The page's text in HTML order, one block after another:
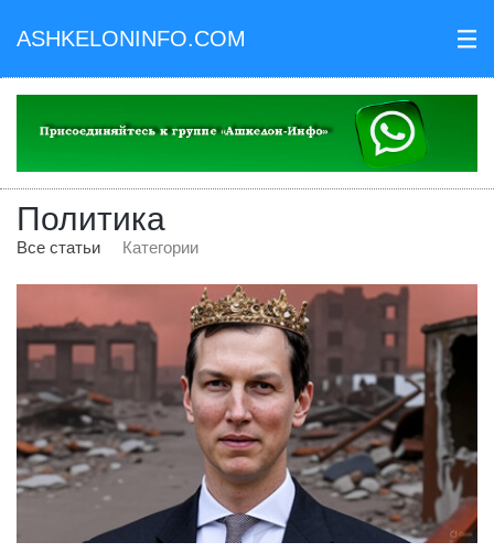
ASHKELONINFO.COM III
Политика
Все статьи Категории